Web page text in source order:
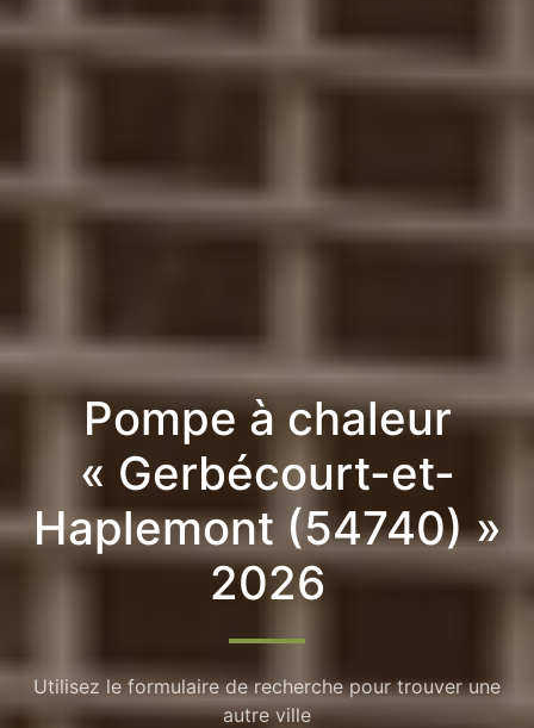
Pompe à chaleur
« Gerbécourt-et-
Haplemont (54740) »
2026
Utilisez le formulaire de recherche pour trouver une
autre ville